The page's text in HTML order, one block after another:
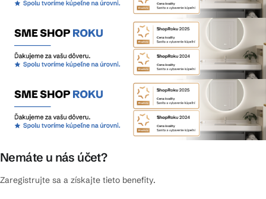
Nemáte u nás účet?
Zaregistrujte sa a získajte tieto benefity.